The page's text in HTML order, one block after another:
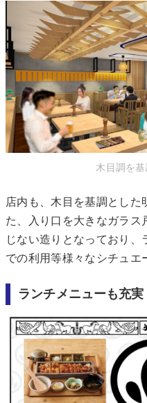
木目調を
店内も、木目を基調とした
た、入り口を大きなガラス
じない造りとなっており
での利用等様々なシチュエ
ランチメニューも充実